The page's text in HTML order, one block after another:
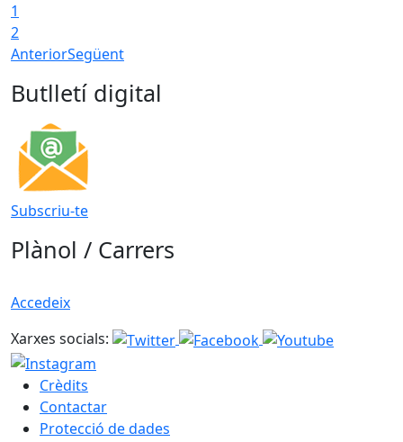
1
2
AnteriorSegüent
Butlletí digital
Subscriu-te
Plànol / Carrers
Accedeix
Xarxes socials:
Crèdits
Contactar
Protecció de dades